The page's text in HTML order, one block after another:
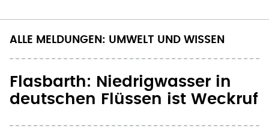
ALLE MELDUNGEN: UMWELT UND WISSEN
Flasbarth: Niedrigwasser in
deutschen Flüssen ist Weckruf